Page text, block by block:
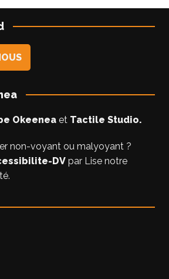
Okeeneaet Tactile Studio.
non-voyant ou malyoyant ?
DVpar Lise notre